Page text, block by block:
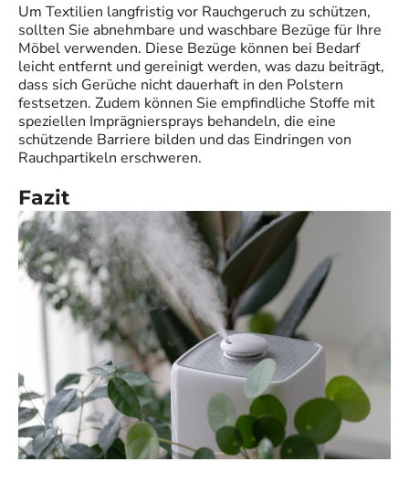
Um Textilien langfristig vor Rauchgeruch zu schützen,
sollten Sie abnehmbare und waschbare Bezüge für Ihre
Möbel verwenden. Diese Bezüge können bei Bedarf
leicht entfernt und gereinigt werden, was dazu beiträgt,
dass sich Gerüche nicht dauerhaft in den Polstern
festsetzen. Zudem können Sie empfindliche Stoffe mit
speziellen Imprägniersprays behandeln, die eine
schützende Barriere bilden und das Eindringen von
Rauchpartikeln erschweren.
Fazit